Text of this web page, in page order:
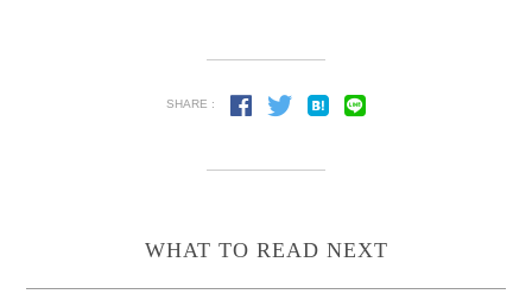
SHARE :
WHAT TO READ NEXT